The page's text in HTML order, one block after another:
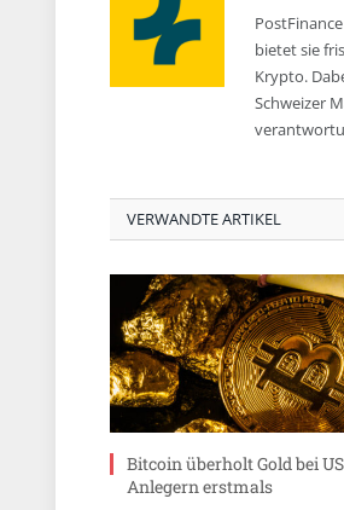
bietet sie
Krypto.
Schweizer
VERWANDTE ARTIKEL
Bitcoin überholt Gold bei
Anlegern erstmals